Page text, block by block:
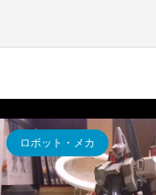
ロボット・メカ